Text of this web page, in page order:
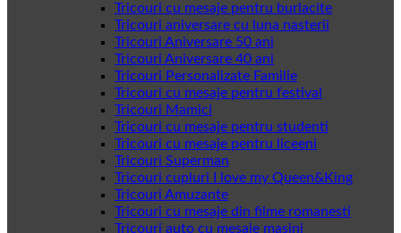
Tricouri cu mesaje pentru burlacite
Tricouri aniversare cu luna nasterii
Tricouri Aniversare 50 ani
Tricouri Aniversare 40 ani
Tricouri Personalizate Familie
Tricouri cu mesaje pentru festival
Tricouri Mamici
Tricouri cu mesaje pentru studenti
Tricouri cu mesaje pentru liceeni
Tricouri Superman
Tricouri cupluri I love my Queen&King
Tricouri Amuzante
Tricouri cu mesaje din filme romanesti
Tricouri auto cu mesaje masini